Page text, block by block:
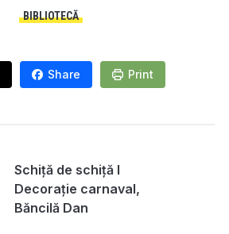
BIBLIOTECĂ
Share Print
Schiță de schiță I
Decorație carnaval,
Băncilă Dan